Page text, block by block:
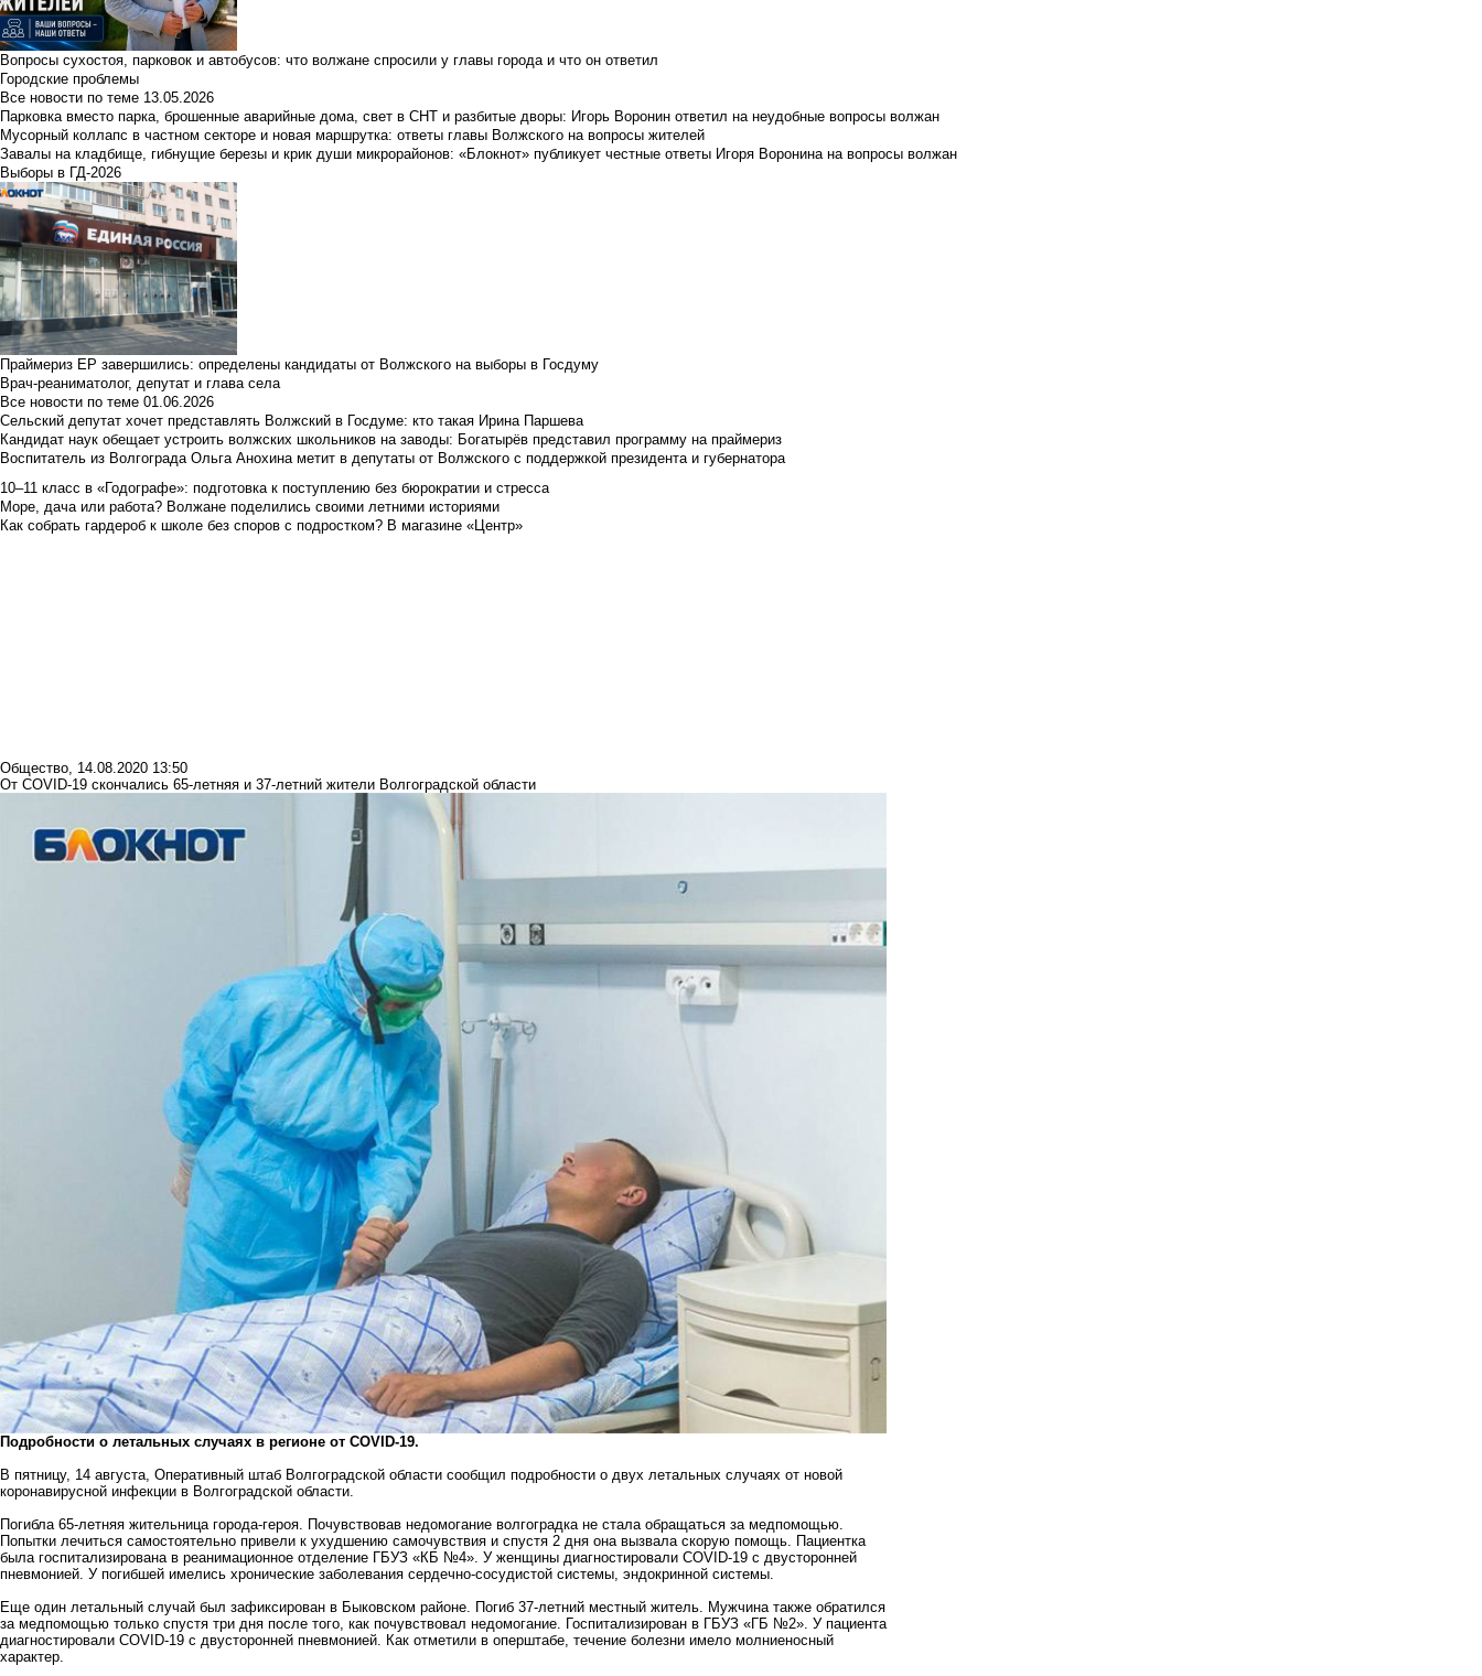
Вопросы сухостоя, парковок и автобусов: что волжане спросили у главы города и что он ответил
Городские проблемы
Все новости по теме 13.05.2026
Парковка вместо парка, брошенные аварийные дома, свет в СНТ и разбитые дворы: Игорь Воронин ответил на неудобные вопросы волжан
Мусорный коллапс в частном секторе и новая маршрутка: ответы главы Волжского на вопросы жителей
Завалы на кладбище, гибнущие березы и крик души микрорайонов: «Блокнот» публикует честные ответы Игоря Воронина на вопросы волжан
Выборы в ГД-2026
Праймериз ЕР завершились: определены кандидаты от Волжского на выборы в Госдуму
Врач-реаниматолог, депутат и глава села
Все новости по теме 01.06.2026
Сельский депутат хочет представлять Волжский в Госдуме: кто такая Ирина Паршева
Кандидат наук обещает устроить волжских школьников на заводы: Богатырёв представил программу на праймериз
Воспитатель из Волгограда Ольга Анохина метит в депутаты от Волжского с поддержкой президента и губернатора
10–11 класс в «Годографе»: подготовка к поступлению без бюрократии и стресса
Море, дача или работа? Волжане поделились своими летними историями
Как собрать гардероб к школе без споров с подростком? В магазине «Центр»
Общество, 14.08.2020 13:50
От COVID-19 скончались 65-летняя и 37-летний жители Волгоградской области
Подробности о летальных случаях в регионе от COVID-19.
В пятницу, 14 августа, Оперативный штаб Волгоградской области сообщил подробности о двух летальных случаях от новой
коронавирусной инфекции в Волгоградской области.
Погибла 65-летняя жительница города-героя. Почувствовав недомогание волгоградка не стала обращаться за медпомощью.
Попытки лечиться самостоятельно привели к ухудшению самочувствия и спустя 2 дня она вызвала скорую помощь. Пациентка
была госпитализирована в реанимационное отделение ГБУЗ «КБ №4». У женщины диагностировали COVID-19 с двусторонней
пневмонией. У погибшей имелись хронические заболевания сердечно-сосудистой системы, эндокринной системы.
Еще один летальный случай был зафиксирован в Быковском районе. Погиб 37-летний местный житель. Мужчина также обратился
за медпомощью только спустя три дня после того, как почувствовал недомогание. Госпитализирован в ГБУЗ «ГБ №2». У пациента
диагностировали COVID-19 с двусторонней пневмонией. Как отметили в оперштабе, течение болезни имело молниеносный
характер.